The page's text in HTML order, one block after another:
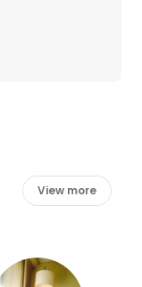
View more